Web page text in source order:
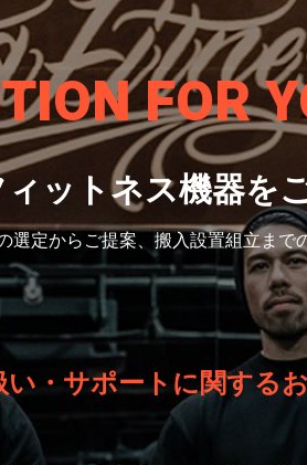
FOR
ットネス機器を
選定から ご提案、搬入設置組立まで
・サポートに関する